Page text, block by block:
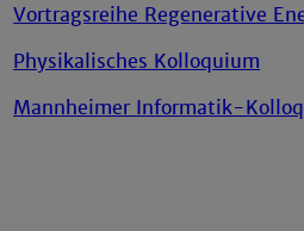
Vortragsreihe Regenerative
Physikalisches Kolloquium
Mannheimer Informatik-